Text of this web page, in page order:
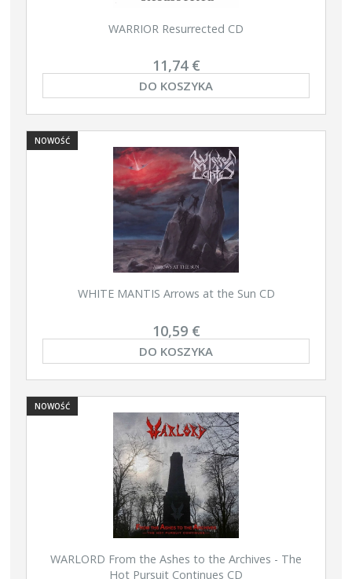
WARRIOR Resurrected CD
11,74 €
DO KOSZYKA
WHITE MANTIS Arrows at the Sun CD
10,59 €
DO KOSZYKA
NOWOŚĆ
WARLORD From the Ashes to the Archives - The
Hot Pursuit Continues CD
NOWOŚĆ